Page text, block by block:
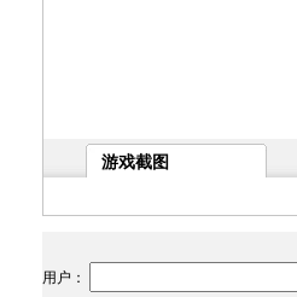
游戏截图
用户：